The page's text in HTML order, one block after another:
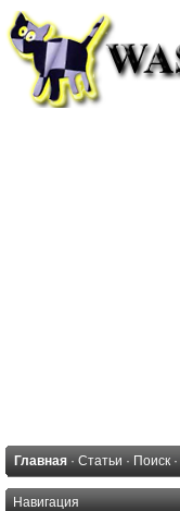
Главная · Статьи · Поиск ·
Навигация